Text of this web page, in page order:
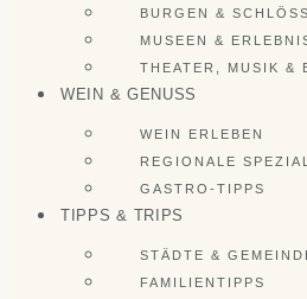
BURGEN &
MUSEEN &
THEATER, MUSIK &
WEIN & GENUSS
WEIN ERLEBEN
REGIONALE
GASTRO-TIPPS
TIPPS & TRIPS
STÄDTE &
FAMILIENTIPPS